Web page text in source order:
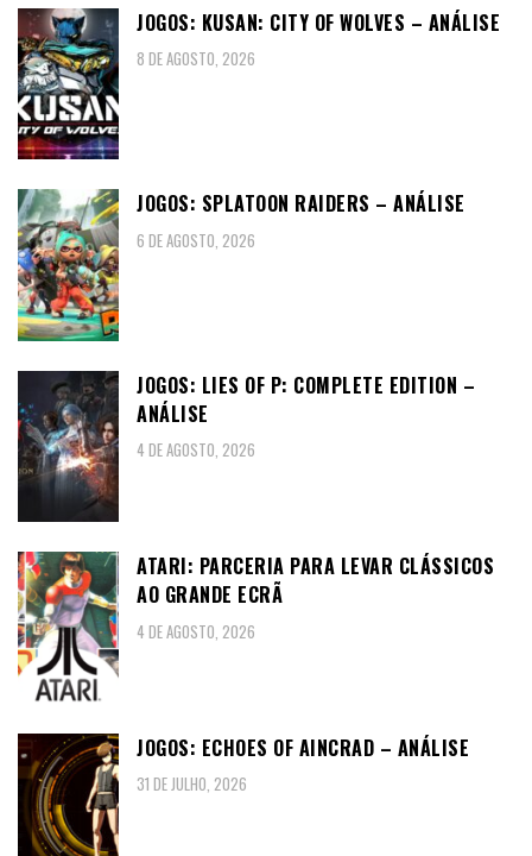
JOGOS: KUSAN: CITY OF WOLVES – ANÁLISE
8 DE AGOSTO, 2026
JOGOS: SPLATOON RAIDERS – ANÁLISE
6 DE AGOSTO, 2026
JOGOS: LIES OF P: COMPLETE EDITION –
ANÁLISE
4 DE AGOSTO, 2026
ATARI: PARCERIA PARA LEVAR CLÁSSICOS
AO GRANDE ECRÃ
4 DE AGOSTO, 2026
JOGOS: ECHOES OF AINCRAD – ANÁLISE
31 DE JULHO, 2026